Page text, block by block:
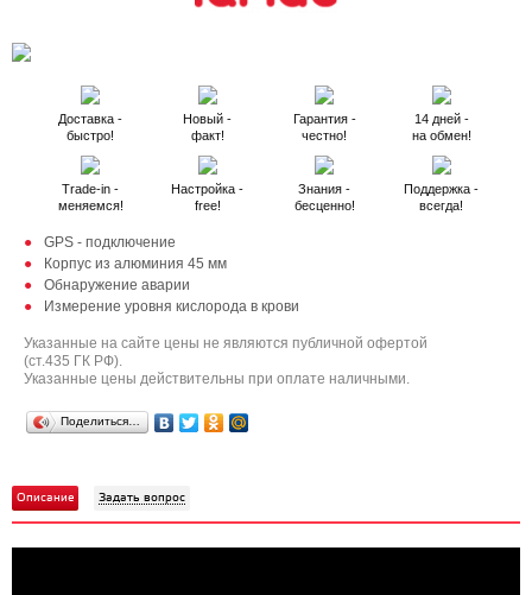
Доставка -
быстро!
Новый -
факт!
Гарантия -
честно!
14 дней -
на обмен!
Trade-in -
меняемся!
Настройка -
free!
Знания -
бесценно!
Поддержка -
всегда!
GPS - подключение
Корпус из алюминия 45 мм
Обнаружение аварии
Измерение уровня кислорода в крови
Указанные на сайте цены не являются публичной офертой
(ст.435 ГК РФ).
Указанные цены действительны при оплате наличными.
Поделиться…
Описание Задать вопрос